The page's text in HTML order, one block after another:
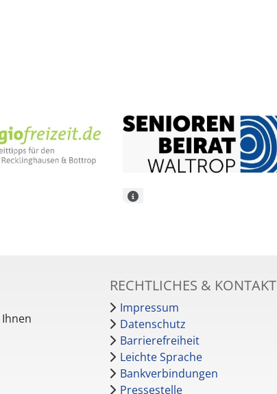
RECHTLICHES & KONTAKT
Impressum
Datenschutz
Barrierefreiheit
Leichte Sprache
Bankverbindungen
Pressestelle